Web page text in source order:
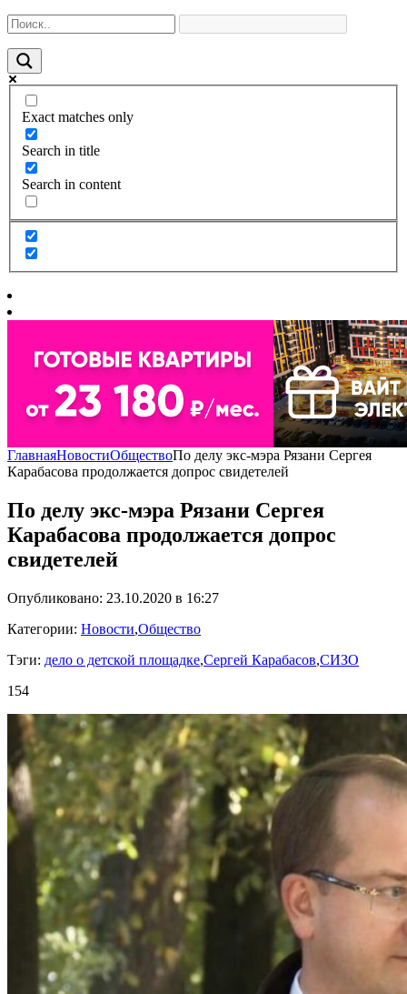
Exact matches only
Search in title
Search in content
ГлавнаяНовостиОбществоПо делу экс-мэра Рязани Сергея
Карабасова продолжается допрос свидетелей
По делу экс-мэра Рязани Сергея
Карабасова продолжается допрос
свидетелей
Опубликовано: 23.10.2020 в 16:27
Категории: Новости,Общество
Тэги: дело о детской площадке,Сергей Карабасов,СИЗО
154